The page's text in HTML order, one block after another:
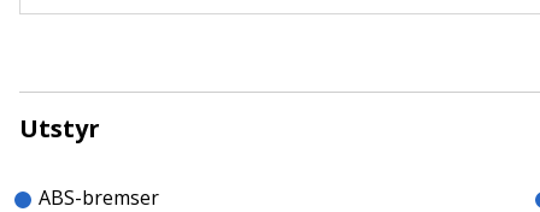
Utstyr
ABS-bremser